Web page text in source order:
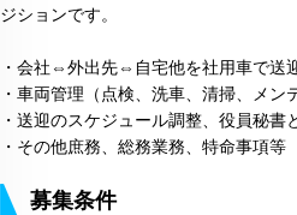
ジションです。
・会社⇔外出先⇔自宅他を社用車で送
・車両管理（点検、洗車、清掃、メン
・送迎のスケジュール調整、役員秘書
・その他庶務、総務業務、特命事項等
募集条件